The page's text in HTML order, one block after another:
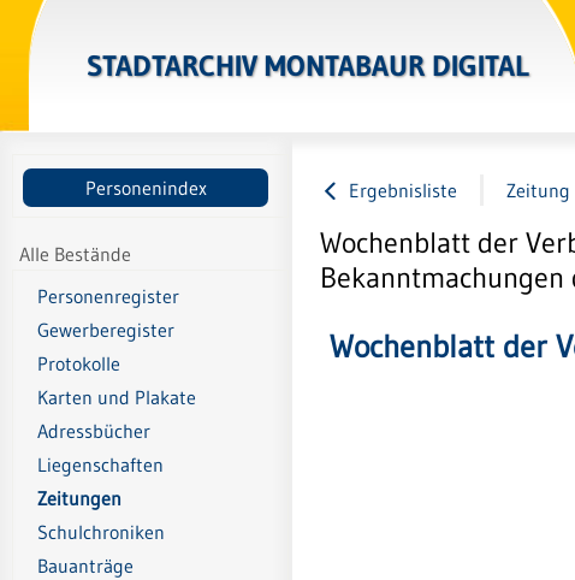
STADTARCHIV MONTABAUR DIGITAL
Personenindex
Alle Bestände
Personenregister
Gewerberegister
Protokolle
Karten und Plakate
Adressbücher
Liegenschaften
Zeitungen
Schulchroniken
Bauanträge
Ergebnisliste Zeitung
Wochenblatt der
Bekanntmachungen
Wochenblatt der